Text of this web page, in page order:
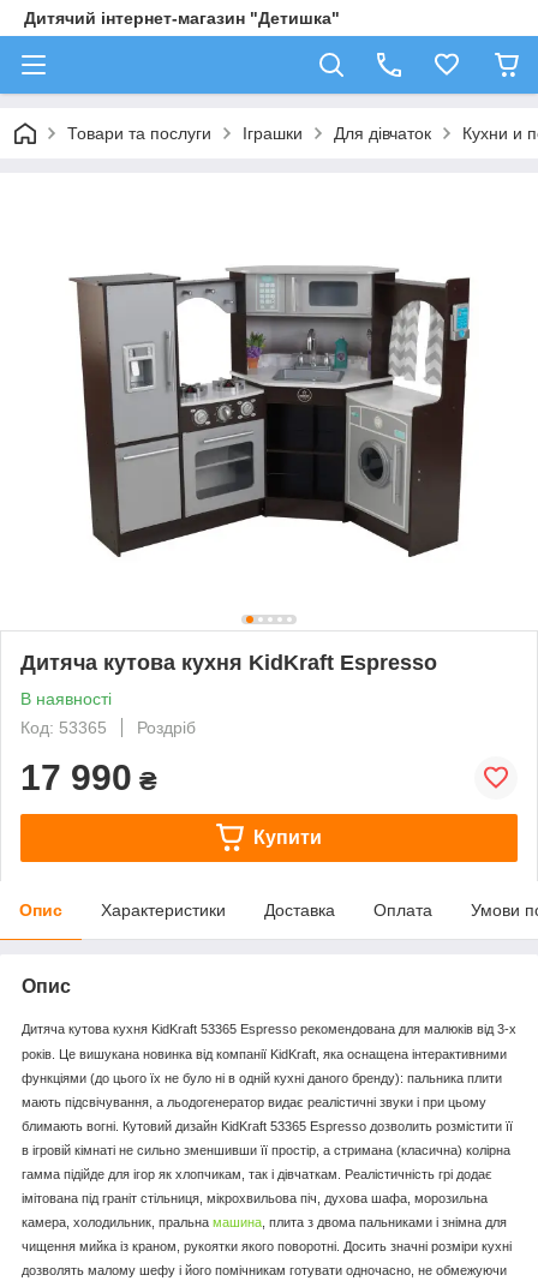
Дитячий інтернет-магазин "Детишка"
Товари та послуги Іграшки Для дівчаток Кухни и
Дитяча кутова кухня KidKraft Espresso
В наявності
Код: 53365
Роздріб
17 990 ₴
Купити
Опис Характеристики Доставка Оплата Умови
Опис
Дитяча кутова кухня KidKraft 53365 Espresso рекомендована для малюків від 3-х
років. Це вишукана новинка від компанії KidKraft, яка оснащена інтерактивними
функціями (до цього їх не було ні в одній кухні даного бренду): пальника плити
мають підсвічування, а льодогенератор видає реалістичні звуки і при цьому
блимають вогні. Кутовий дизайн KidKraft 53365 Espresso дозволить розмістити її
в ігровій кімнаті не сильно зменшивши її простір, а стримана (класична) колірна
гамма підійде для ігор як хлопчикам, так і дівчаткам. Реалістичність грі додає
імітована під граніт стільниця, мікрохвильова піч, духова шафа, морозильна
камера, холодильник, пральна машина , плита з двома пальниками і знімна для
чищення мийка із краном, рукоятки якого поворотні. Досить значні розміри кухні
дозволять малому шефу і його помічникам готувати одночасно, не обмежуючи